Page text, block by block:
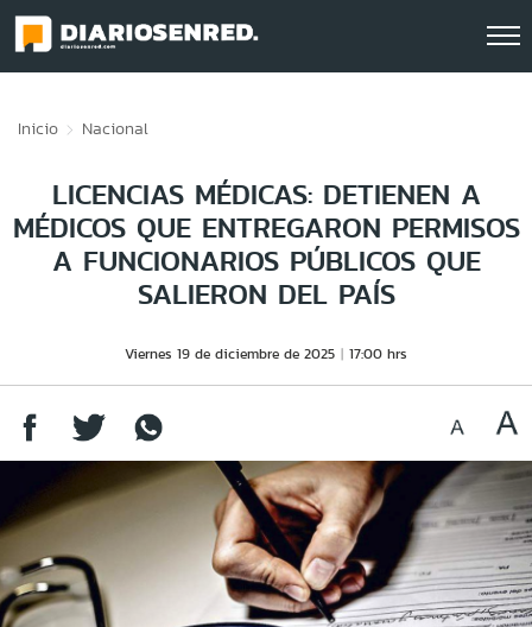
Inicio Nacional
LICENCIAS MÉDICAS: DETIENEN A
MÉDICOS QUE ENTREGARON PERMISOS
A FUNCIONARIOS PÚBLICOS QUE
SALIERON DEL PAÍS
Viernes 19 de diciembre de 2025 17:00 hrs